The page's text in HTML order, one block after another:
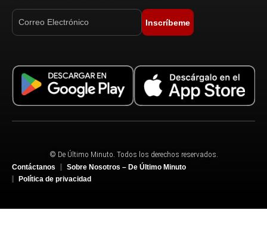
Inscríbeme
© De Último Minuto. Todos los derechos reservados.
Contáctanos
Sobre Nosotros – De Último Minuto
Política de privacidad